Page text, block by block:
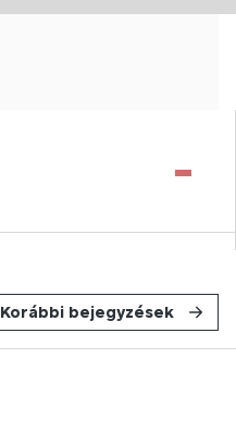
-
Korábbi bejegyzések